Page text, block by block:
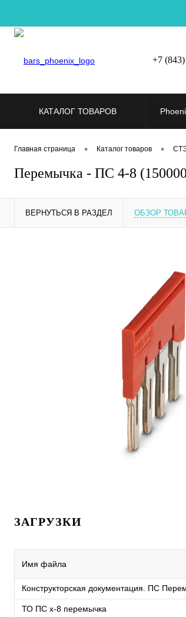
+7
КАТАЛОГ ТОВАРОВ
Главная страница • Каталог товаров •
Перемычка - ПС 4-8
ВЕРНУТЬСЯ В РАЗДЕЛ ОБЗОР
ЗАГРУЗКИ
Имя файла
Конструкторская документация. ПС
ТО ПС x-8 перемычка